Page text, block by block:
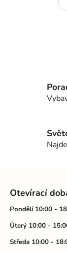
Otevírací
Pondělí 10:00 -
Úterý 10:00 -
Středa 10:00 -